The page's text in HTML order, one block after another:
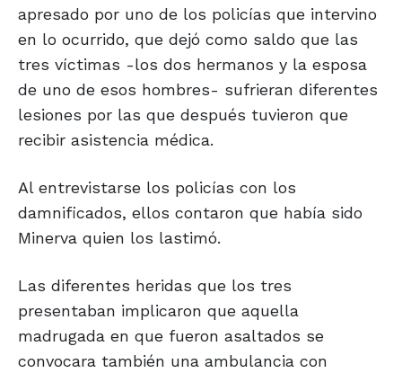
apresado por uno de los policías que intervino
en lo ocurrido, que dejó como saldo que las
tres víctimas -los dos hermanos y la esposa
de uno de esos hombres- sufrieran diferentes
lesiones por las que después tuvieron que
recibir asistencia médica.
Al entrevistarse los policías con los
damnificados, ellos contaron que había sido
Minerva quien los lastimó.
Las diferentes heridas que los tres
presentaban implicaron que aquella
madrugada en que fueron asaltados se
convocara también una ambulancia con